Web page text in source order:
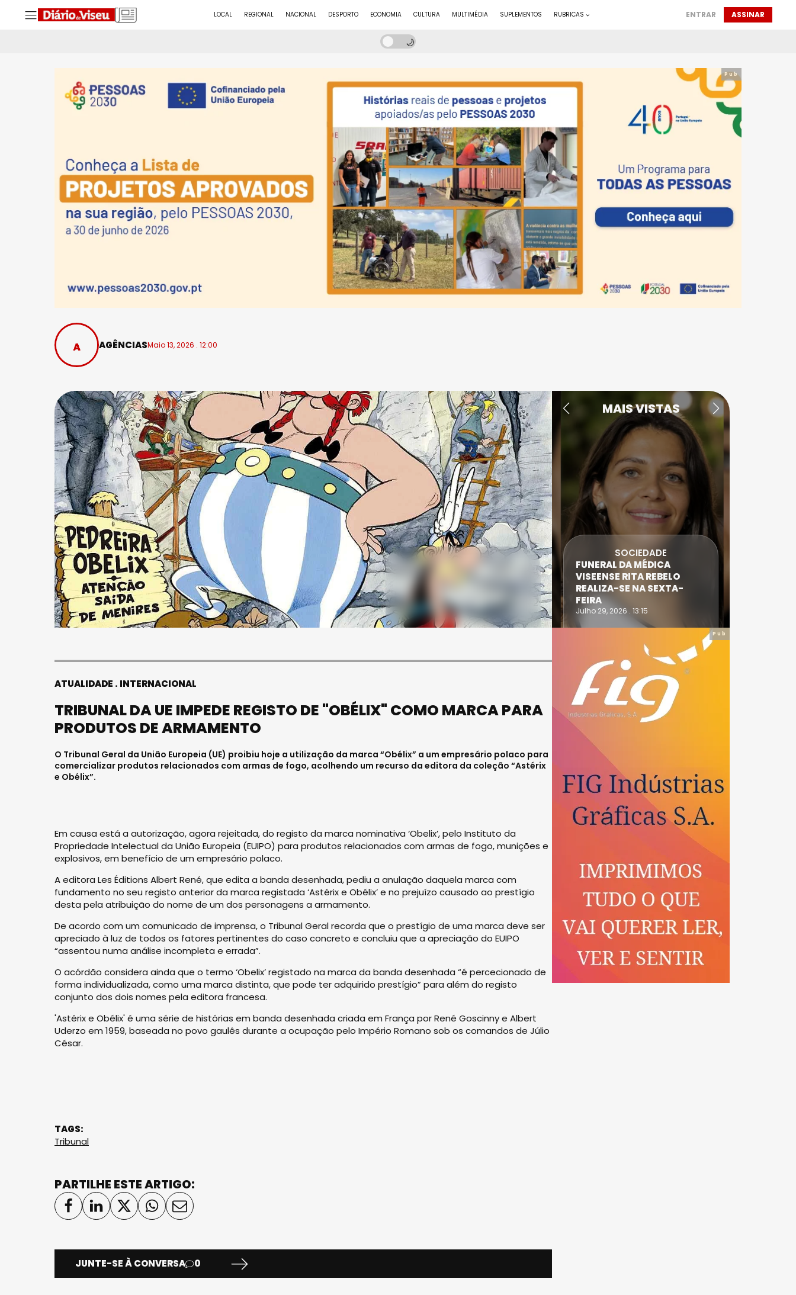
LOCAL REGIONAL NACIONAL DESPORTO ECONOMIA CULTURA MULTIMÉDIA SUPLEMENTOS RUBRICAS ENTRAR ASSINAR
Pub
AGÊNCIASMaio 13, 2026 . 12:00
ATUALIDADE INTERNACIONAL
TRIBUNAL DA UE IMPEDE REGISTO DE "OBÉLIX" COMO MARCA PARA
PRODUTOS DE ARMAMENTO
O Tribunal Geral da União Europeia (UE) proibiu hoje a utilização da marca “Obélix” a um empresário polaco para
comercializar produtos relacionados com armas de fogo, acolhendo um recurso da editora da coleção “Astérix
e Obélix”.
Em causa está a autorização, agora rejeitada, do registo da marca nominativa ‘Obelix’, pelo Instituto da
Propriedade Intelectual da União Europeia (EUIPO) para produtos relacionados com armas de fogo, munições e
explosivos, em benefício de um empresário polaco.
A editora Les Éditions Albert René, que edita a banda desenhada, pediu a anulação daquela marca com
fundamento no seu registo anterior da marca registada ‘Astérix e Obélix’ e no prejuízo causado ao prestígio
desta pela atribuição do nome de um dos personagens a armamento.
De acordo com um comunicado de imprensa, o Tribunal Geral recorda que o prestígio de uma marca deve ser
apreciado à luz de todos os fatores pertinentes do caso concreto e concluiu que a apreciação do EUIPO
“assentou numa análise incompleta e errada”.
O acórdão considera ainda que o termo ‘Obelix’ registado na marca da banda desenhada “é percecionado de
forma individualizada, como uma marca distinta, que pode ter adquirido prestígio” para além do registo
conjunto dos dois nomes pela editora francesa.
'Astérix e Obélix' é uma série de histórias em banda desenhada criada em França por René Goscinny e Albert
Uderzo em 1959, baseada no povo gaulês durante a ocupação pelo Império Romano sob os comandos de Júlio
César.
TAGS:
Tribunal
PARTILHE ESTE ARTIGO:
JUNTE-SE À CONVERSA 0
MAIS VISTAS
FALECEU PAULA ALMEIDA,
JOVEM ENFERMEIRA NO
HOSPITAL DE VISEU
Julho 27, 2026 . 11:00
SOCIEDADE
FUNERAL DA MÉDICA
VISEENSE RITA REBELO
REALIZA-SE NA SEXTA-
FEIRA
Julho 29, 2026 . 13:15
Pub